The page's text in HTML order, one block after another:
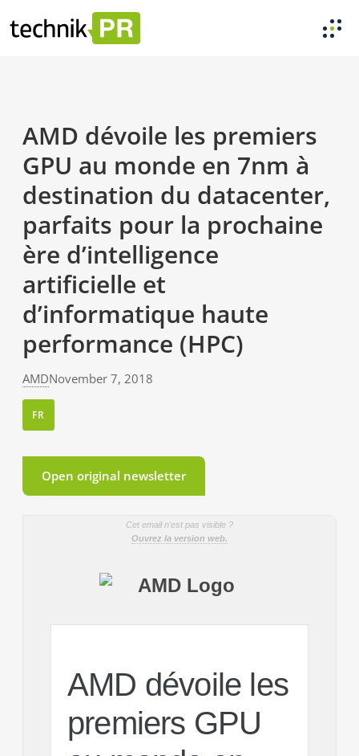
AMD dévoile les premiers
GPU au monde en 7nm à
destination du datacenter,
parfaits pour la prochaine
ère d’intelligence
artificielle et
d’informatique haute
performance (HPC)
AMDNovember 7, 2018
FR
Open original newsletter